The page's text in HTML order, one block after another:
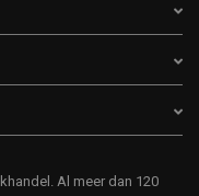
Al meer dan 120